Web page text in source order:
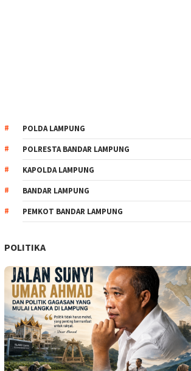
POLDA LAMPUNG
POLRESTA BANDAR LAMPUNG
KAPOLDA LAMPUNG
BANDAR LAMPUNG
PEMKOT BANDAR LAMPUNG
POLITIKA